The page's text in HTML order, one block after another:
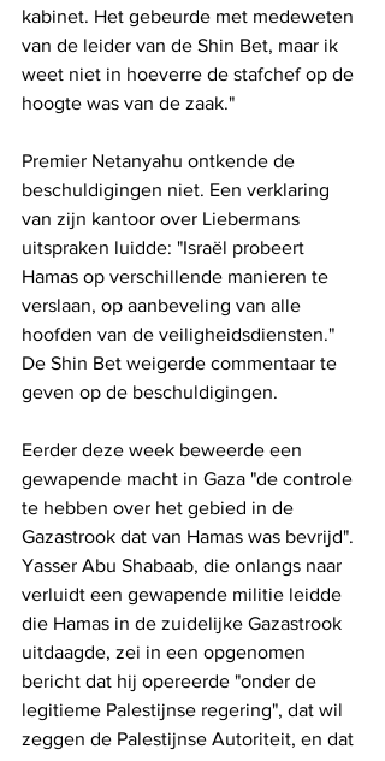
kabinet. Het gebeurde met medeweten
van de leider van de Shin Bet, maar ik
weet niet in hoeverre de stafchef op de
hoogte was van de zaak."
Premier Netanyahu ontkende de
beschuldigingen niet. Een verklaring
van zijn kantoor over Liebermans
uitspraken luidde: "Israël probeert
Hamas op verschillende manieren te
verslaan, op aanbeveling van alle
hoofden van de veiligheidsdiensten."
De Shin Bet weigerde commentaar te
geven op de beschuldigingen.
Eerder deze week beweerde een
gewapende macht in Gaza "de controle
te hebben over het gebied in de
Gazastrook dat van Hamas was bevrijd".
Yasser Abu Shabaab, die onlangs naar
verluidt een gewapende militie leidde
die Hamas in de zuidelijke Gazastrook
uitdaagde, zei in een opgenomen
bericht dat hij opereerde "onder de
legitieme Palestijnse regering", dat wil
zeggen de Palestijnse Autoriteit, en dat